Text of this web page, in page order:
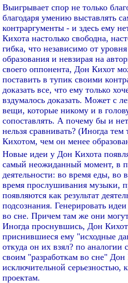
Выигрывает спор не только
благодаря умению выставлять
контраргументы - и здесь ему
Кихота настолько свободна,
гибка, что независимо от
образования и невзирая на
своего оппонента, Дон Кихот
поставить в тупик своими
доказать все, что ему только
вздумалось доказать. Может с
вещи, которые никому и в
сопоставлять. А почему бы и
нельзя сравнивать? (Иногда
Кихотом, чем он менее
Новые идеи у Дон Кихота
самый неожиданный момент, в
деятельности: во время еды, во
время прослушивания музыки,
появляются как результат
подсознания. Генерировать
во сне. Причем там же они
Иногда проснувшись, Дон
приснившиеся ему "исходные
откуда он их взял? по
своим "разработкам во сне" Дон
исключительной серьезностью,
проектам.